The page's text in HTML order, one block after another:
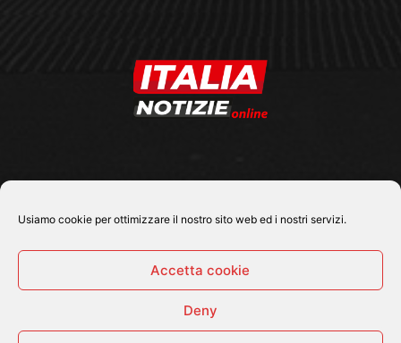
Usiamo cookie per ottimizzare il nostro sito web ed i nostri servizi.
Accetta cookie
Deny
SEGUICI SU
© 2026 Tutti i diritti riservati - Italia Notizie .online |